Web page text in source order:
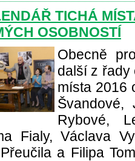
TICHÁ
OSOBNOSTÍ
Obecně
další z řady
místa 2016
Švandové,
Rybové,
Fialy, Václava
a Filipa